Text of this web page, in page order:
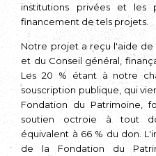
institutions privées et les
financement de tels projets.
Notre projet a reçu l'aide de
et du Conseil général,
Les 20 % étant à notre
souscription publique, qui
Fondation du Patrimoine,
soutien octroie à tout
équivalent à 66 % du don.
de la Fondation du